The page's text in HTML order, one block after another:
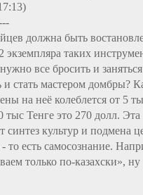
должна быть
экземпляра таких
все бросить и
и стать мастером домбры?
на неё колеблется от 5
тыс Тенге это 270 долл.
синтез культур и
то есть самосознание.
только по-казахски»,